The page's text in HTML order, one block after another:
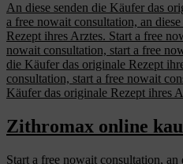
An diese senden die Käufer das
a free nowait consultation, an
Rezept ihres Arztes. Start a free
nowait consultation, start a free
die Käufer das originale Rezept
consultation, start a free nowait
Käufer das originale Rezept ihres
Zithromax online
Start a free nowait consultation, an